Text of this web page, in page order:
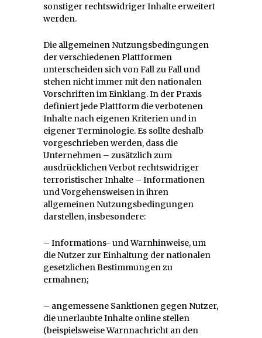
sonstiger rechtswidriger Inhalte erweitert
werden.
Die allgemeinen Nutzungsbedingungen
der verschiedenen Plattformen
unterscheiden sich von Fall zu Fall und
stehen nicht immer mit den nationalen
Vorschriften im Einklang. In der Praxis
definiert jede Plattform die verbotenen
Inhalte nach eigenen Kriterien und in
eigener Terminologie. Es sollte deshalb
vorgeschrieben werden, dass die
Unternehmen – zusätzlich zum
ausdrücklichen Verbot rechtswidriger
terroristischer Inhalte – Informationen
und Vorgehensweisen in ihren
allgemeinen Nutzungsbedingungen
darstellen, insbesondere:
– Informations- und Warnhinweise, um
die Nutzer zur Einhaltung der nationalen
gesetzlichen Bestimmungen zu
ermahnen;
– angemessene Sanktionen gegen Nutzer,
die unerlaubte Inhalte online stellen
(beispielsweise Warnnachricht an den